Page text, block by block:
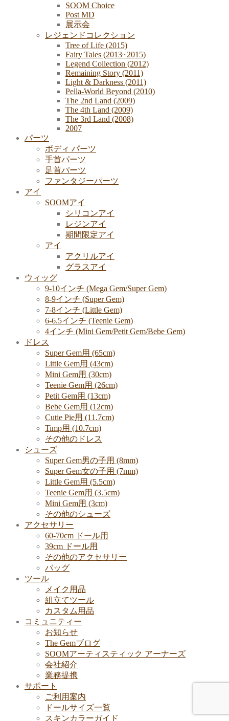
SOOM Choice
Post MD
展示会
レジェンドコレクション
Tree of Life (2015)
Fairy Tales (2013~2015)
Legend Collection (2012)
Remaining Story (2011)
Light & Darkness (2011)
Pella-World Beyond (2010)
The 2nd Land (2009)
The 4th Land (2009)
The 3rd Land (2008)
2007
パーツ
ボディ パーツ
手首パーツ
足首パーツ
ファンタジーパーツ
アイ
SOOMアイ
シリコンアイ
レジンアイ
期間限定アイ
アイ
アクリルアイ
グラスアイ
ウィッグ
9-10インチ (Mega Gem/Super Gem)
8-9インチ (Super Gem)
7-8インチ (Little Gem)
6-6.5インチ (Teenie Gem)
4インチ (Mini Gem/Petit Gem/Bebe Gem)
ドレス
Super Gem用 (65cm)
Little Gem用 (43cm)
Mini Gem用 (30cm)
Teenie Gem用 (26cm)
Petit Gem用 (13cm)
Bebe Gem用 (12cm)
Cutie Pie用 (11.7cm)
Timp用 (10.7cm)
その他のドレス
シューズ
Super Gem男の子用 (8mm)
Super Gem女の子用 (7mm)
Little Gem用 (5.5cm)
Teenie Gem用 (3.5cm)
Mini Gem用 (3cm)
その他のシューズ
アクセサリー
60-70cm ドール用
39cm ドール用
その他のアクセサリー
バッグ
ツール
メイク用品
組立てツール
カスタム用品
コミュニティー
お知らせ
The Gemブログ
SOOMアーティスティック アーナーズ
会社紹介
業務提携
サポート
ご利用案内
ドールサイズ一覧
スキンカラーガイド